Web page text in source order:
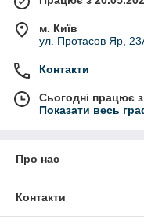
м. Київ
ул. Протасов Яр,
Контакти
Сьогодні працює
Показати весь
Про нас
Контакти